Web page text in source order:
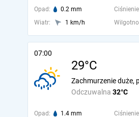
Opad: 0.2 mm
Wiatr:
1 km/h
07:00
29°C
Odczuwalna 32°C
Zachmurzenie duże,
Opad: 1.4 mm